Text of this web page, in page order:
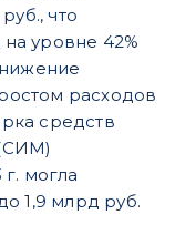
что
уровне 42%
расходов
средств
могла
1,9 млрд руб.